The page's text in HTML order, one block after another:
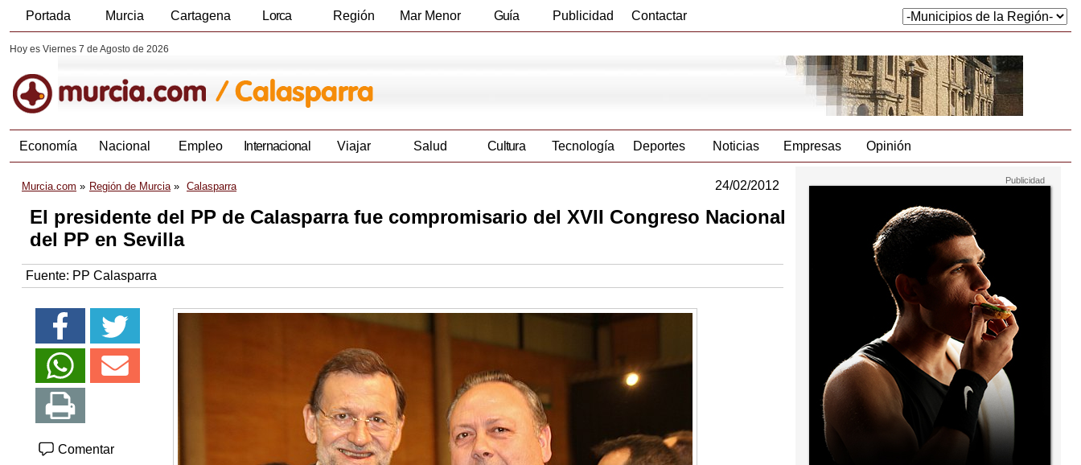
Portada Murcia Cartagena Lorca Región Mar Menor Guía Publicidad Contactar
Hoy es Viernes 7 de Agosto de 2026
Economía Nacional Empleo Internacional Viajar Salud Cultura Tecnología Deportes Noticias Empresas Opinión
Murcia.com Región de Murcia Calasparra 24/02/2012
El presidente del PP de Calasparra fue compromisario del XVII Congreso Nacional
del PP en Sevilla
Fuente: PP Calasparra
Comentar